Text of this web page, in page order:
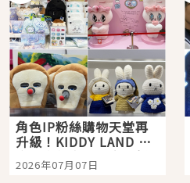
角色IP粉絲購物天堂再
升級！KIDDY LAND 原
宿店吉伊卡哇迎客，新
開幕 OMOKADO 店3分
2026年07月07日